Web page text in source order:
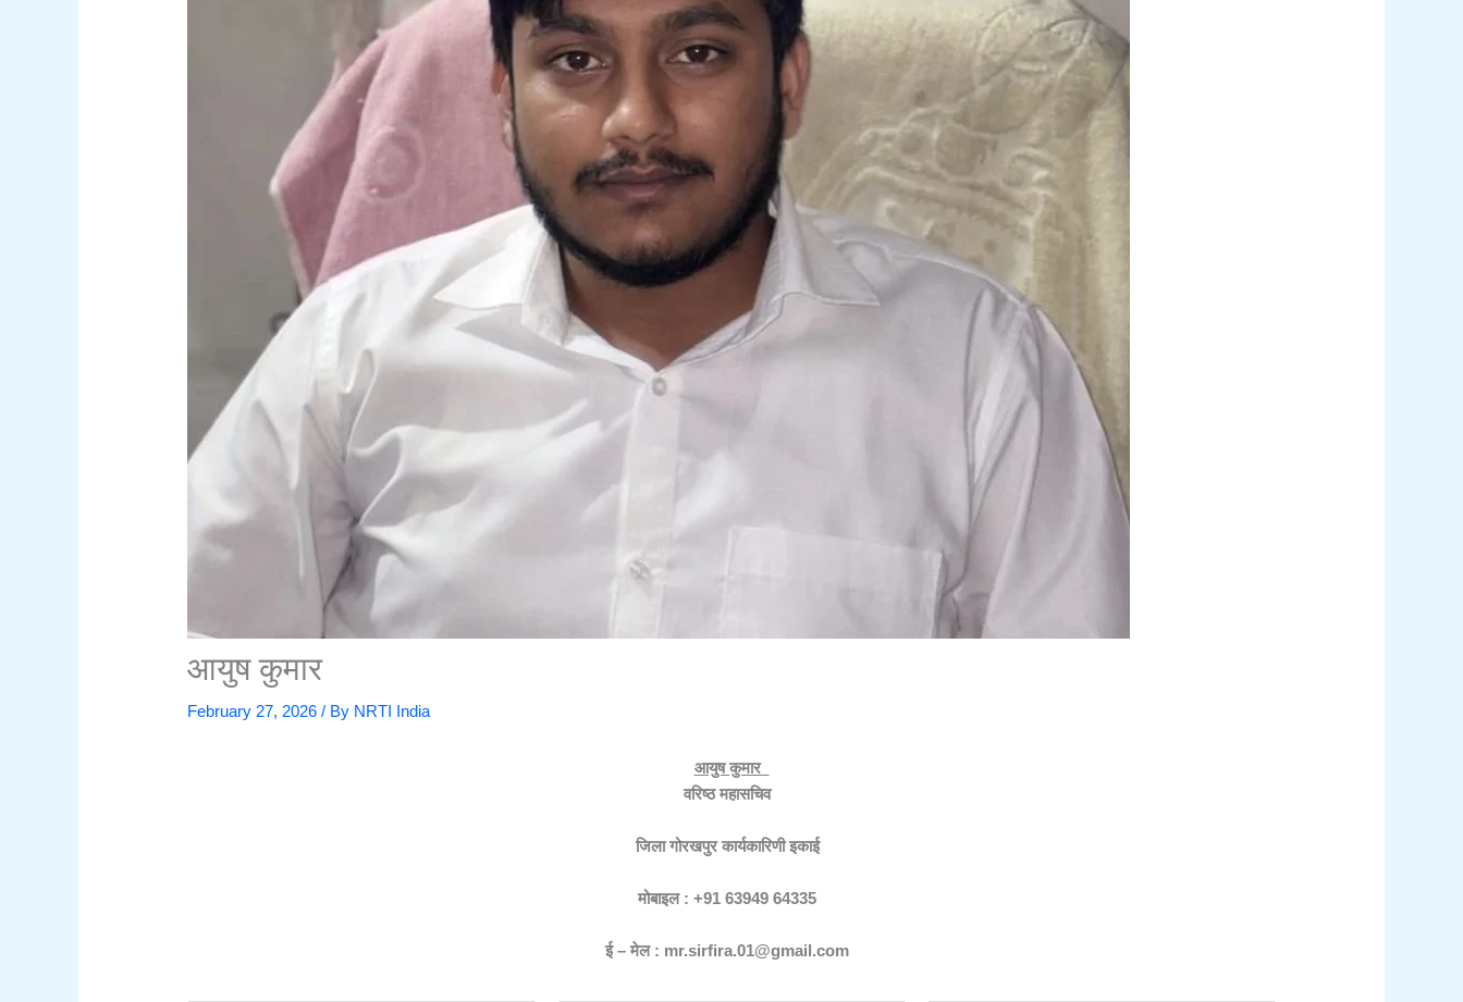
आयुष कुमार
February 27, 2026/ By NRTI India
आयुष कुमार
वरिष्ठ महासचिव
जिला गोरखपुर कार्यकारिणी इकाई
मोबाइल : +91 63949 64335
ई – मेल : mr.sirfira.01@gmail.com